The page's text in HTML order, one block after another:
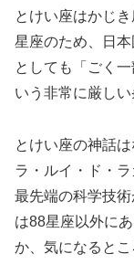
とけい座はかじ
星座のため、日
としても「ごく
いう非常に厳しい
とけい座の神話
ラ・ルイ・ド・
最先端の科学技
は88星座以外に
か、気になるとこ